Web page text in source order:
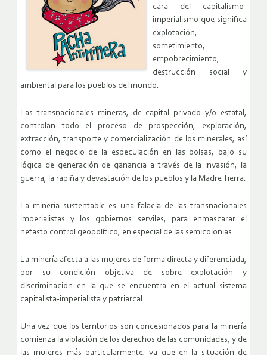
cara del capitalismo-
imperialismo que significa
explotación,
sometimiento,
empobrecimiento,
destrucción social y
ambiental para los pueblos del mundo.
Las transnacionales mineras, de capital privado y/o estatal,
controlan todo el proceso de prospección, exploración,
extracción, transporte y comercialización de los minerales, así
como el negocio de la especulación en las bolsas, bajo su
lógica de generación de ganancia a través de la invasión, la
guerra, la rapiña y devastación de los pueblos y la Madre Tierra.
La minería sustentable es una falacia de las transnacionales
imperialistas y los gobiernos serviles, para enmascarar el
nefasto control geopolítico, en especial de las semicolonias.
La minería afecta a las mujeres de forma directa y diferenciada,
por su condición objetiva de sobre explotación y
discriminación en la que se encuentra en el actual sistema
capitalista-imperialista y patriarcal.
Una vez que los territorios son concesionados para la minería
comienza la violación de los derechos de las comunidades, y de
las mujeres más particularmente, ya que en la situación de